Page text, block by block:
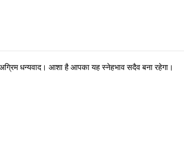
धन्यवाद। आशा है आपका यह स्नेहभाव सदैव बना रहेगा।